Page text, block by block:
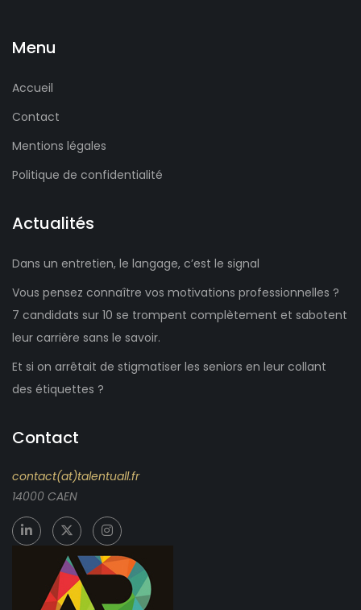
Menu
Accueil
Contact
Mentions légales
Politique de confidentialité
Actualités
Dans un entretien, le langage, c’est le signal
Vous pensez connaître vos motivations professionnelles ?
7 candidats sur 10 se trompent complètement et sabotent
leur carrière sans le savoir.
Et si on arrêtait de stigmatiser les seniors en leur collant
des étiquettes ?
Contact
contact(at)talentuall.fr
14000 CAEN